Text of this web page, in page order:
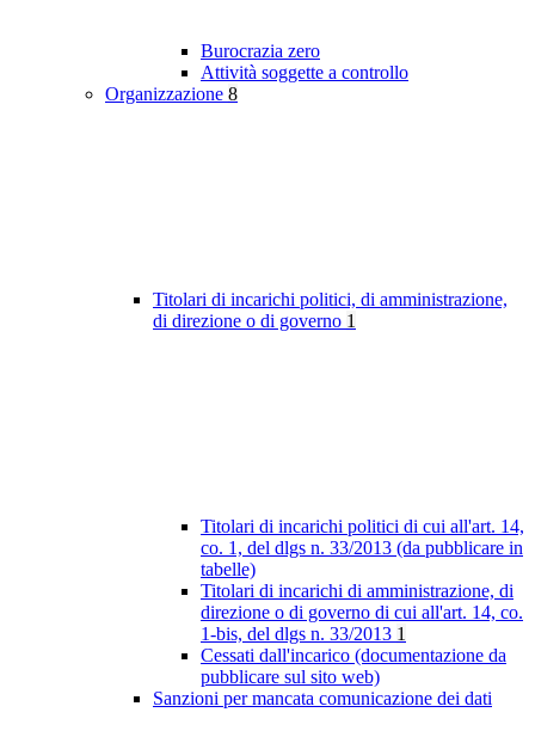
Burocrazia zero
Attività soggette a controllo
Organizzazione 8
Titolari di incarichi politici, di amministrazione,
di direzione o di governo 1
Titolari di incarichi politici di cui all'art. 14,
co. 1, del dlgs n. 33/2013 (da pubblicare in
tabelle)
Titolari di incarichi di amministrazione, di
direzione o di governo di cui all'art. 14, co.
1-bis, del dlgs n. 33/2013 1
Cessati dall'incarico (documentazione da
pubblicare sul sito web)
Sanzioni per mancata comunicazione dei dati